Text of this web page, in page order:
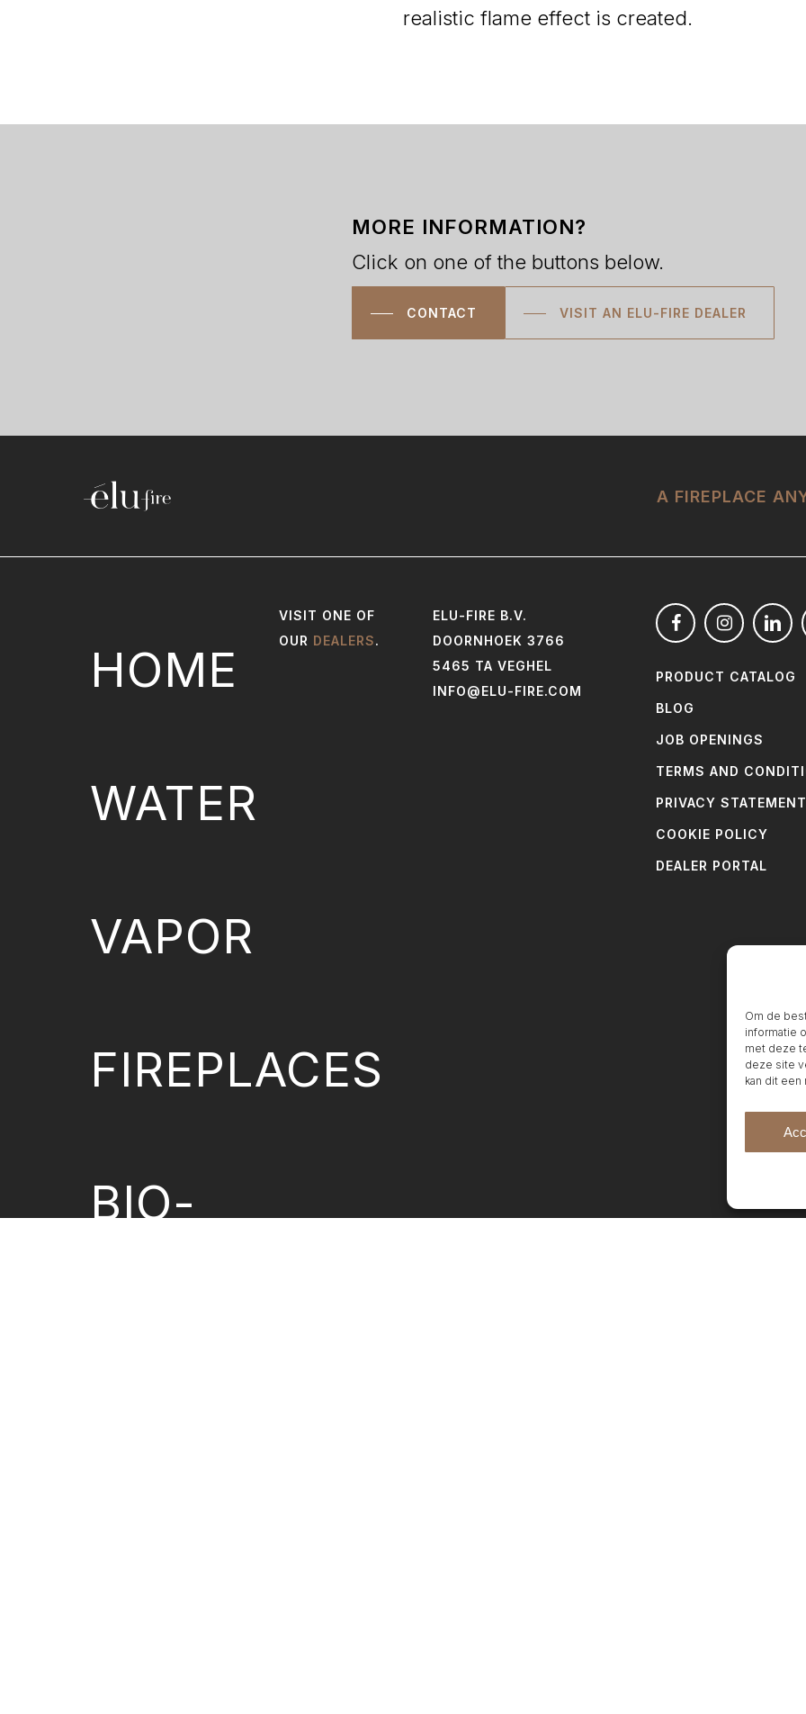
Om de
informatie
met deze
deze site
kan dit
realistic flame effect is created.
MORE INFORMATION?
Click on one of the buttons below.
CONTACT VISIT AN ELU-FIRE DEALER
A FIREPLACE
HOME
WATER
VAPOR
FIREPLACES
BIO-
VISIT ONE OF
OUR DEALERS.
ELU-FIRE B.V.
DOORNHOEK 3766
5465 TA VEGHEL
INFO@ELU-FIRE.COM
PRODUCT CATALOG
BLOG
JOB OPENINGS
TERMS AND
PRIVACY STATEMENT
COOKIE POLICY
DEALER PORTAL